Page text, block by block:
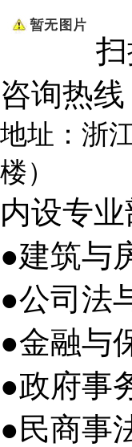
咨询热线
地址：浙
楼）
内设专业
●建筑与
●公司法
●金融与
●政府事
●民商事